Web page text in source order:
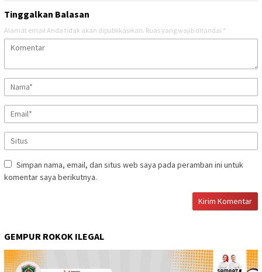
Tinggalkan Balasan
Alamat email Anda tidak akan dipublikasikan. Ruas yang wajib ditandai *
Simpan nama, email, dan situs web saya pada peramban ini untuk
komentar saya berikutnya.
GEMPUR ROKOK ILEGAL